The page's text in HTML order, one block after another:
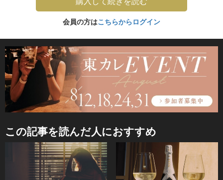
会員の方はこちらからログイン
この記事を読んだ人におすすめ